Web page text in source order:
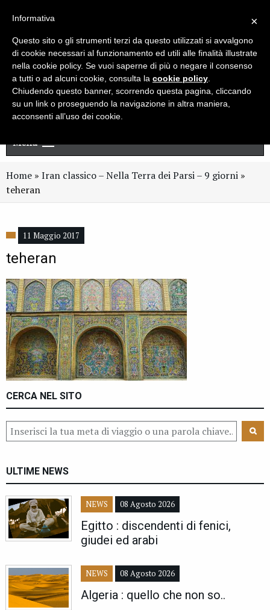
Newsletter
Menu
Home » Iran classico – Nella Terra dei Parsi – 9 giorni »
teheran
11 Maggio 2017
teheran
CERCA NEL SITO
ULTIME NEWS
NEWS 08 Agosto 2026
Egitto : discendenti di fenici,
giudei ed arabi
NEWS 08 Agosto 2026
Algeria : quello che non so..
×
Informativa
Questo sito o gli strumenti terzi da questo utilizzati si avvalgono
di cookie necessari al funzionamento ed utili alle finalità illustrate
nella cookie policy. Se vuoi saperne di più o negare il consenso
a tutti o ad alcuni cookie, consulta la cookie policy
Chiudendo questo banner, scorrendo questa pagina, cliccando
su un link o proseguendo la navigazione in altra maniera,
acconsenti all’uso dei cookie.